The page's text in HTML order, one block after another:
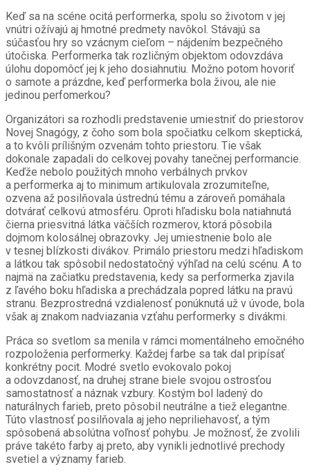
Keď sa na scéne ocitá performerka, spolu so životom v jej
vnútri ožívajú aj hmotné predmety navôkol. Stávajú sa
súčasťou hry so vzácnym cieľom – nájdením bezpečného
útočiska. Performerka tak rozličným objektom odovzdáva
úlohu dopomôcť jej k jeho dosiahnutiu. Možno potom hovoriť
o samote a prázdne, keď performerka bola živou, ale nie
jedinou perfomerkou?
Organizátori sa rozhodli predstavenie umiestniť do priestorov
Novej Snagógy, z čoho som bola spočiatku celkom skeptická,
a to kvôli prílišným ozvenám tohto priestoru. Tie však
dokonale zapadali do celkovej povahy tanečnej performancie.
Keďže nebolo použitých mnoho verbálnych prvkov
a performerka aj to minimum artikulovala zrozumiteľne,
ozvena až posilňovala ústrednú tému a zároveň pomáhala
dotvárať celkovú atmosféru. Oproti hľadisku bola natiahnutá
čierna priesvitná látka väčších rozmerov, ktorá pôsobila
dojmom kolosálnej obrazovky. Jej umiestnenie bolo ale
v tesnej blízkosti divákov. Primálo priestoru medzi hľadiskom
a látkou tak spôsobil nedostatočný výhľad na celú scénu. A to
najmä na začiatku predstavenia, kedy sa performerka zjavila
z ľavého boku hľadiska a prechádzala popred látku na pravú
stranu. Bezprostredná vzdialenosť ponúknutá už v úvode, bola
však aj znakom nadviazania vzťahu performerky s divákmi.
Práca so svetlom sa menila v rámci momentálneho emočného
rozpoloženia performerky. Každej farbe sa tak dal pripísať
konkrétny pocit. Modré svetlo evokovalo pokoj
a odovzdanosť, na druhej strane biele svojou ostrosťou
samostatnosť a náznak vzbury. Kostým bol ladený do
naturálnych farieb, preto pôsobil neutrálne a tiež elegantne.
Túto vlastnosť posilňovala aj jeho nepriliehavosť, a tým
spôsobená absolútna voľnosť pohybu. Je možnosť, že zvolili
práve takéto farby aj preto, aby vynikli jednotlivé prechody
svetiel a významy farieb.